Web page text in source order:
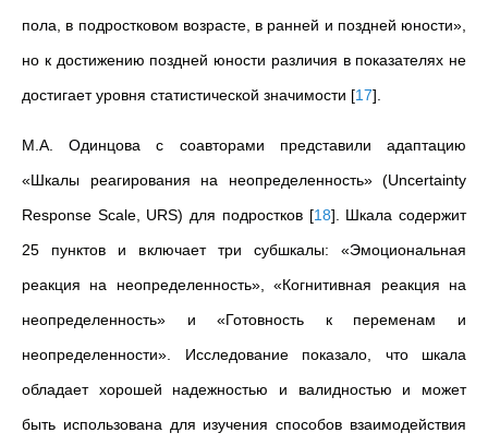
пола, в подростковом возрасте, в ранней и поздней юности»,
но к достижению поздней юности различия в показателях не
достигает уровня статистической значимости [17]
М.А.
Одинцова с соавторами представили адаптацию
«Шкалы реагирования на неопределенность» (Uncertainty
Response Scale, URS) для подростков [18] . Шкала содержит
25 пунктов и включает три субшкалы: «Эмоциональная
реакция на неопределенность», «Когнитивная реакция на
неопределенность» и «Готовность к переменам и
неопределенности». Исследование показало, что шкала
обладает хорошей надежностью и валидностью и может
быть использована для изучения способов взаимодействия